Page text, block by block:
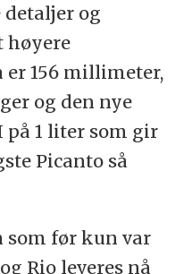
og
høyere
156 millimeter,
og den nye
1 liter som gir
Picanto så
som før kun var
Rio leveres nå